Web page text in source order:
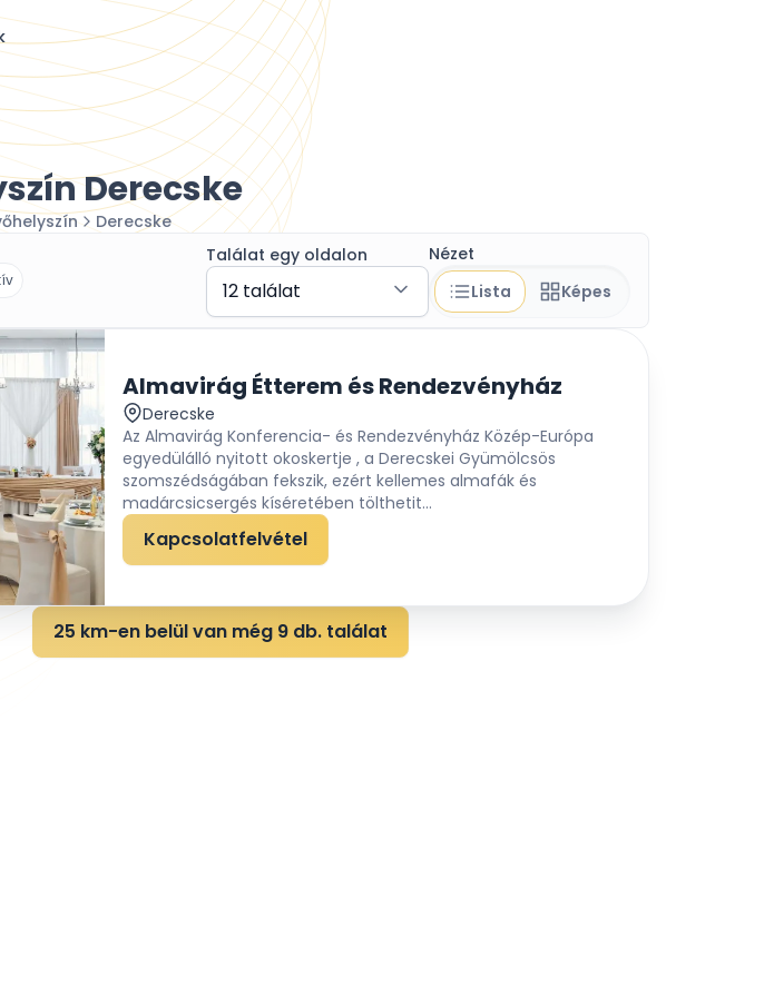
Derecske
Derecske
Találat egy oldalon
12 találat
Nézet
Lista
Képes
Almavirág Étterem és Rendezvényház
Derecske
Az Almavirág Konferencia- és Rendezvényház Közép-Európa
egyedülálló nyitott okoskertje , a Derecskei Gyümölcsös
szomszédságában fekszik, ezért kellemes almafák és
madárcsicsergés kíséretében tölthetit...
Kapcsolatfelvétel
25 km-en belül van még 9 db. találat